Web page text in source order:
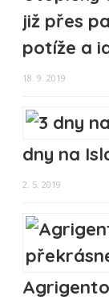
již přes
potíže a
18. 9. 2019
dny na
2. 5. 2019